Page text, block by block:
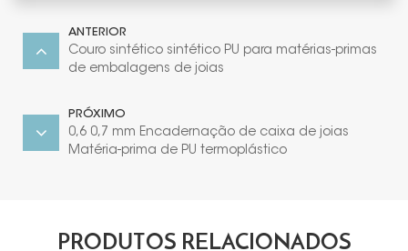
ANTERIOR
Couro sintético sintético PU para matérias-primas
de embalagens de joias
PRÓXIMO
0,6 0,7 mm Encadernação de caixa de joias
Matéria-prima de PU termoplástico
PRODUTOS RELACIONADOS